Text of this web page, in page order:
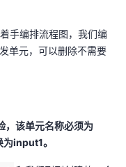
手编排流程图，我们编
单元，可以删除不需要
该单元名称必须为
input1。